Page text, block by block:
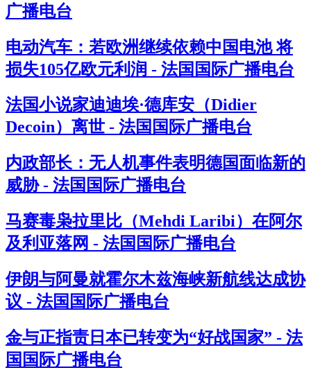
广播电台
电动汽车：若欧洲继续依赖中国电池 将
损失105亿欧元利润 - 法国国际广播电台
法国小说家迪迪埃·德库安（Didier
Decoin）离世 - 法国国际广播电台
内政部长：无人机事件表明德国面临新的
威胁 - 法国国际广播电台
马赛毒枭拉里比（Mehdi Laribi）在阿尔
及利亚落网 - 法国国际广播电台
伊朗与阿曼就霍尔木兹海峡新航线达成协
议 - 法国国际广播电台
金与正指责日本已转变为“好战国家” - 法
国国际广播电台